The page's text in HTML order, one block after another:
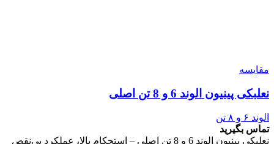
مقایسه
نعلبکی پینیون الوند 6 و 8 تن اصلی
الوند ۶ و ۸ تن
تماس بگیرید
نعلبکی پینیون الوند 6 و 8 تن اصلی – استحکام بالا، عملکرد بی‌نقص